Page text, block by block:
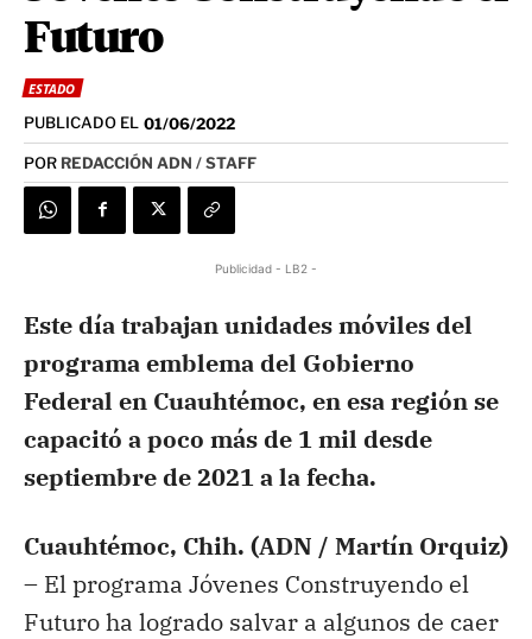
Futuro
ESTADO
PUBLICADO EL 01/06/2022
POR REDACCIÓN ADN / STAFF
Publicidad - LB2 -
Este día trabajan unidades móviles del
programa emblema del Gobierno
Federal en Cuauhtémoc, en esa región se
capacitó a poco más de 1 mil desde
septiembre de 2021 a la fecha.
Cuauhtémoc, Chih. (ADN / Martín Orquiz)
– El programa Jóvenes Construyendo el
Futuro ha logrado salvar a algunos de caer